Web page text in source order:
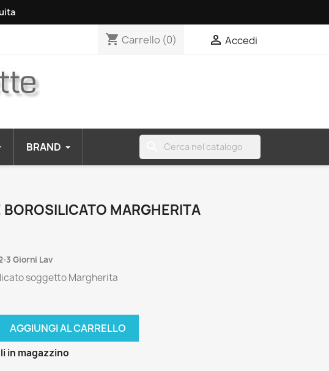
shopping_cart Carrello (0)  Accedi
BRAND
BOROSILICATO MARGHERITA
3 Giorni Lav
soggetto Margherita
AGGIUNGI AL CARRELLO
in magazzino